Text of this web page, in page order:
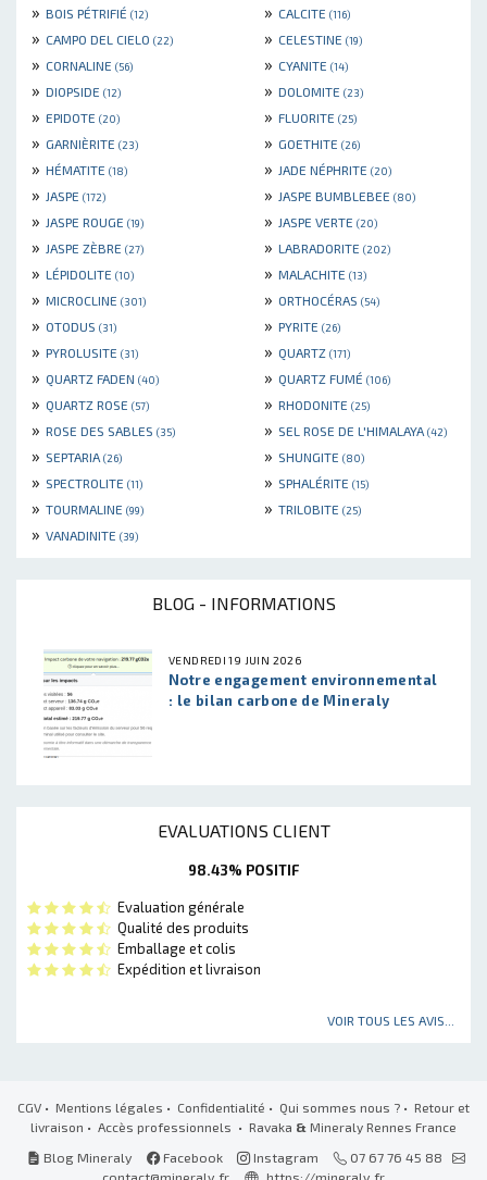
» BOIS PÉTRIFIÉ (12) » CALCITE (116)
» CAMPO DEL CIELO (22) » CELESTINE (19)
» CORNALINE (56) » CYANITE (14)
» DIOPSIDE (12) » DOLOMITE (23)
» EPIDOTE (20) » FLUORITE (25)
» GARNIÈRITE (23) » GOETHITE (26)
» HÉMATITE (18) » JADE NÉPHRITE (20)
» JASPE (172) » JASPE BUMBLEBEE (80)
» JASPE ROUGE (19) » JASPE VERTE (20)
» JASPE ZÈBRE (27) » LABRADORITE (202)
» LÉPIDOLITE (10) » MALACHITE (13)
» MICROCLINE (301) » ORTHOCÉRAS (54)
» OTODUS (31) » PYRITE (26)
» PYROLUSITE (31) » QUARTZ (171)
» QUARTZ FADEN (40) » QUARTZ FUMÉ (106)
» QUARTZ ROSE (57) » RHODONITE (25)
» ROSE DES SABLES (35) » SEL ROSE DE L'HIMALAYA (42)
» SEPTARIA (26) » SHUNGITE (80)
» SPECTROLITE (11) » SPHALÉRITE (15)
» TOURMALINE (99) » TRILOBITE (25)
» VANADINITE (39)
BLOG - INFORMATIONS
VENDREDI 19 JUIN 2026
Notre engagement environnemental
: le bilan carbone de Mineraly
EVALUATIONS CLIENT
98.43% POSITIF
Evaluation générale
Qualité des produits
Emballage et colis
Expédition et livraison
VOIR TOUS LES AVIS...
CGV • Mentions légales • Confidentialité • Qui sommes nous ? • Retour et
livraison • Accès professionnels • Ravaka & Mineraly Rennes France
Blog Mineraly
Facebook Instagram
07 67 76 45 88